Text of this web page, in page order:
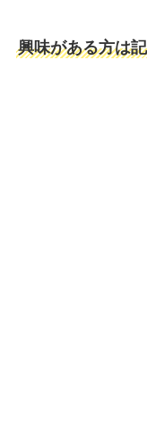
興味がある方は